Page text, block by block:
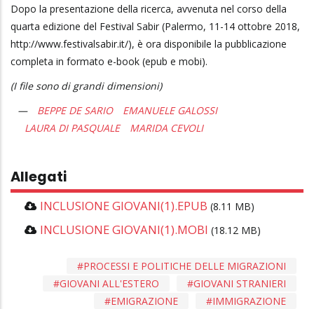
Dopo la presentazione della ricerca, avvenuta nel corso della
quarta edizione del Festival Sabir (Palermo, 11-14 ottobre 2018,
http://www.festivalsabir.it/), è ora disponibile la pubblicazione
completa in formato e-book (epub e mobi).
(I file sono di grandi dimensioni)
BEPPE DE SARIO
EMANUELE GALOSSI
LAURA DI PASQUALE
MARIDA CEVOLI
Allegati
INCLUSIONE GIOVANI(1).EPUB (8.11 MB)
INCLUSIONE GIOVANI(1).MOBI (18.12 MB)
PROCESSI E POLITICHE DELLE MIGRAZIONI
GIOVANI STRANIERI
GIOVANI ALL'ESTERO
IMMIGRAZIONE
EMIGRAZIONE